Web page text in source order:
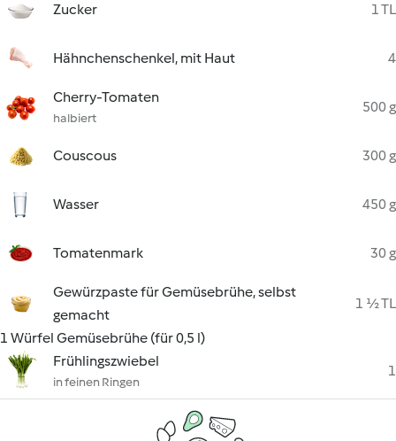
Zucker 1 TL
Hähnchenschenkel, mit Haut 4
Cherry-Tomaten
halbiert
500 g
Couscous 300 g
Wasser 450 g
Tomatenmark 30 g
Gewürzpaste für Gemüsebrühe, selbst
gemacht
1 ½ TL
1 Würfel Gemüsebrühe (für 0,5 l)
Frühlingszwiebel
in feinen Ringen
1